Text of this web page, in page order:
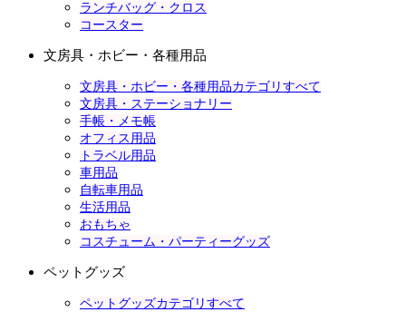
ランチバッグ・クロス
コースター
文房具・ホビー・各種用品
文房具・ホビー・各種用品カテゴリすべて
文房具・ステーショナリー
手帳・メモ帳
オフィス用品
トラベル用品
車用品
自転車用品
生活用品
おもちゃ
コスチューム・パーティーグッズ
ペットグッズ
ペットグッズカテゴリすべて